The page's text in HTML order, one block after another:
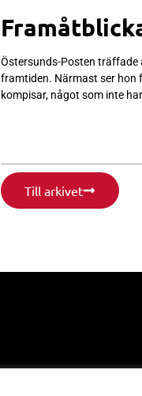
Östersunds-Posten träffade
framtiden. Närmast ser hon
kompisar, något som inte
Till arkivet